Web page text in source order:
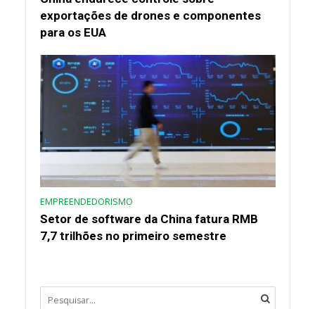
exportações de drones e componentes
para os EUA
EMPREENDEDORISMO
Setor de software da China fatura RMB
7,7 trilhões no primeiro semestre